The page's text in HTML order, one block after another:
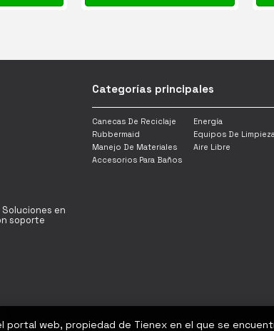
en
soporte
Categorías principales
Canecas De Reciclaje
Energía
Rubbermaid
Equipos De Limpieza
Manejo De Materiales
Aire Libre
Accesorios Para Baños
portal web, propiedad de Tienex en el que se